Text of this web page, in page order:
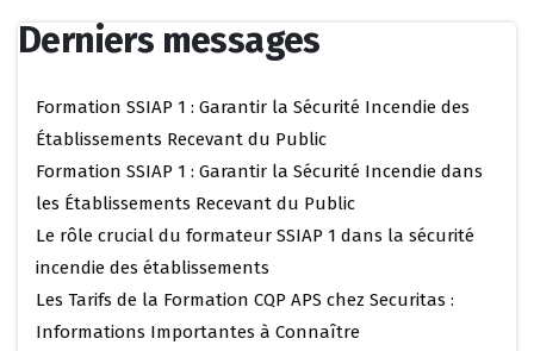
Derniers messages
Formation SSIAP 1 : Garantir la Sécurité Incendie des
Établissements Recevant du Public
Formation SSIAP 1 : Garantir la Sécurité Incendie dans
les Établissements Recevant du Public
Le rôle crucial du formateur SSIAP 1 dans la sécurité
incendie des établissements
Les Tarifs de la Formation CQP APS chez Securitas :
Informations Importantes à Connaître